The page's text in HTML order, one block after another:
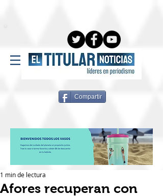
Compartir
Afores recuperan con
1 min de lectura